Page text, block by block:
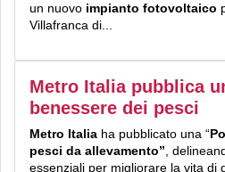
un nuovo impianto fotovoltaico
Villafranca di...
Metro Italia pubblica
benessere dei pesci
Metro Italia ha pubblicato una “
pesci da allevamento”,
essenziali per migliorare la vita di